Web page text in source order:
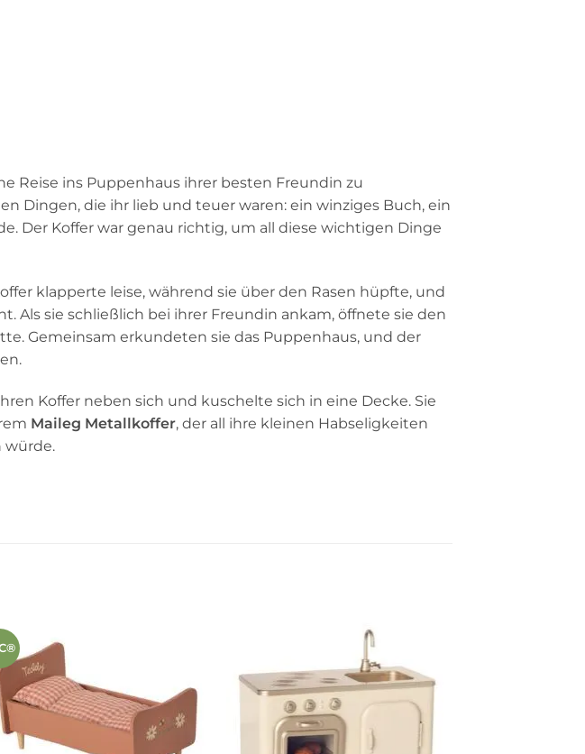
Reise ins Puppenhaus ihrer besten Freundin zu
Dingen, die ihr lieb und teuer waren: ein winziges Buch, ein
Der Koffer war genau richtig, um all diese wichtigen Dinge
klapperte leise, während sie über den Rasen hüpfte, und
sie schließlich bei ihrer Freundin ankam, öffnete sie den
Gemeinsam erkundeten sie das Puppenhaus, und der
Koffer neben sich und kuschelte sich in eine Decke. Sie
Maileg Metallkoffer, der all ihre kleinen Habseligkeiten
würde.
Wunschliste